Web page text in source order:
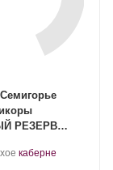
РЕЗЕРВ
.каберне